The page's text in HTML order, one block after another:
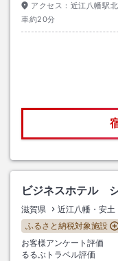
アクセス： 近江八幡駅
車約20分
ビジネスホテル
滋賀県 近江八幡・安土
ふるさと納税対象施設
お客様アンケート評価
るるぶトラベル評価